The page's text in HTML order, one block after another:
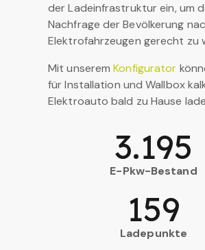
der Ladeinfrastruktur ein, um
Nachfrage der Bevölkerung
Elektrofahrzeugen gerecht zu
Mit unseremKonfigurator
für Installation und Wallbox
Elektroauto bald zu Hause
E-Pkw-Bestand
3.195
Ladepunkte
159